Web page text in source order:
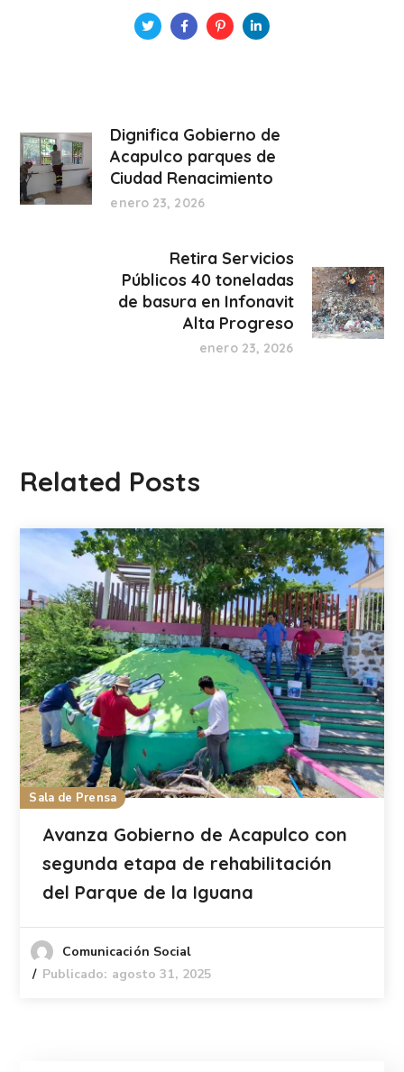
Dignifica Gobierno de
Acapulco parques de
Ciudad Renacimiento
enero 23, 2026
Retira Servicios
Públicos 40 toneladas
de basura en Infonavit
Alta Progreso
enero 23, 2026
Related Posts
Sala de Prensa
Avanza Gobierno de Acapulco con
segunda etapa de rehabilitación
del Parque de la Iguana
Comunicación Social
Publicado: agosto 31, 2025